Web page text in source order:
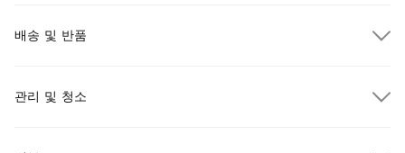
배송 및 반품
관리 및 청소